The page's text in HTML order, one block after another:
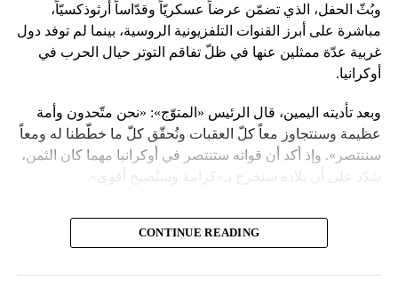
وبُثّ الحفل، الذي تضمّن عرضاً عسكريّاً وقدّاساً أرثوذكسيّاً،
مباشرة على أبرز القنوات التلفزيونية الروسية، بينما لم توفد دول
غربية عدّة ممثلين عنها في ظلّ تفاقم التوتر حيال الحرب في
أوكرانيا.
وبعد تأديته اليمين، قال الرئيس «المتوّج»: «نحن متّحدون وأمة
عظيمة وسنتجاوز معاً كلّ العقبات ونُحقّق كلّ ما خطّطنا له ومعاً
سننتصر». وإذ أكد أن قواته ستنتصر في أوكرانيا مهما كان الثمن،
شدّد على أن بلاده ستخرج بـ»كرامة وستُصبح أقوى».
واعتبر «القيصر» من قاعة «سانت أندروز» في الكرملين، حيث
استُقبل بتصفيق حار من المسؤولين الروس وأبرز الشخصيات
هائل ومسؤولية ومهمّة مقدّسة».
CONTINUE READING